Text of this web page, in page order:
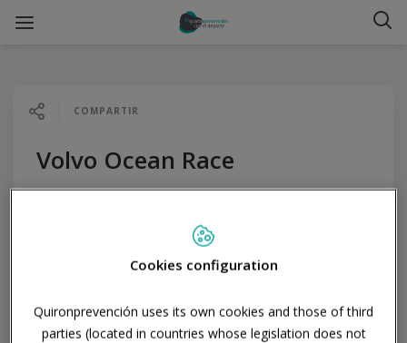
COMPARTIR
Volvo Ocean Race
Cookies configuration
Quironprevención uses its own cookies and those of third
parties (located in countries whose legislation does not